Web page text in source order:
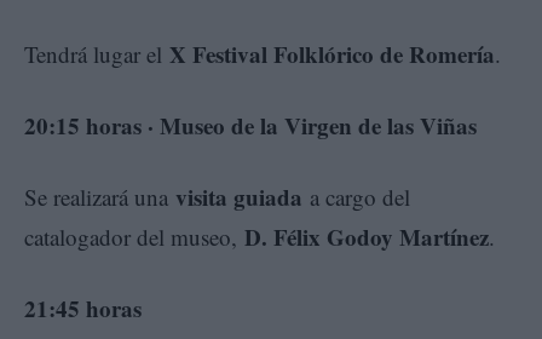
Tendrá lugar el X Festival Folklórico de Romería.
20:15 horas · Museo de la Virgen de las Viñas
Se realizará una visita guiada a cargo del
catalogador del museo, D. Félix Godoy Martínez.
21:45 horas